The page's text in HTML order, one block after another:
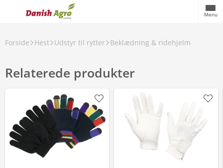
Menu
Forside Hest Udstyr til rytter Beklædning & ridehjelm
Relaterede produkter